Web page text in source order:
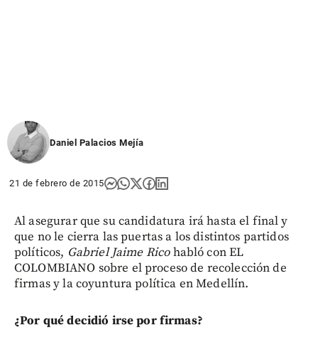
Daniel Palacios Mejía
21 de febrero de 2015
Al asegurar que su candidatura irá hasta el final y
que no le cierra las puertas a los distintos partidos
políticos, Gabriel Jaime Ricohabló con EL
COLOMBIANO sobre el proceso de recolección de
firmas y la coyuntura política en Medellín.
¿Por qué decidió irse por firmas?